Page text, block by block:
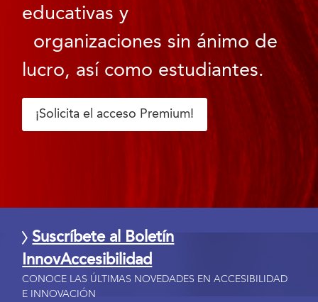
educativas y
organizaciones sin ánimo de
lucro, así como estudiantes.
¡Solicita el acceso Premium!
Suscríbete al Boletín
InnovAccesibilidad
CONOCE LAS ÚLTIMAS NOVEDADES EN ACCESIBILIDAD
E INNOVACIÓN